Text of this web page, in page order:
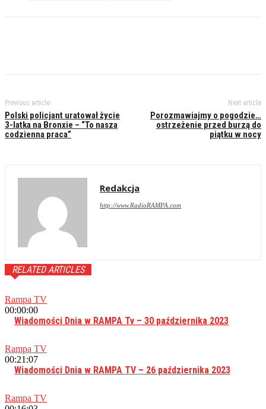
Previous article
Polski policjant uratował życie
3-latka na Bronxie – “To nasza
codzienna praca”
Next article
Porozmawiajmy o pogodzie…
ostrzeżenie przed burzą do
piątku w nocy
Redakcja
http://www.RadioRAMPA.com
RELATED ARTICLES
Rampa TV
00:00:00
Wiadomości Dnia w RAMPA Tv – 30 października 2023
Rampa TV
00:21:07
Wiadomości Dnia w RAMPA TV – 26 października 2023
Rampa TV